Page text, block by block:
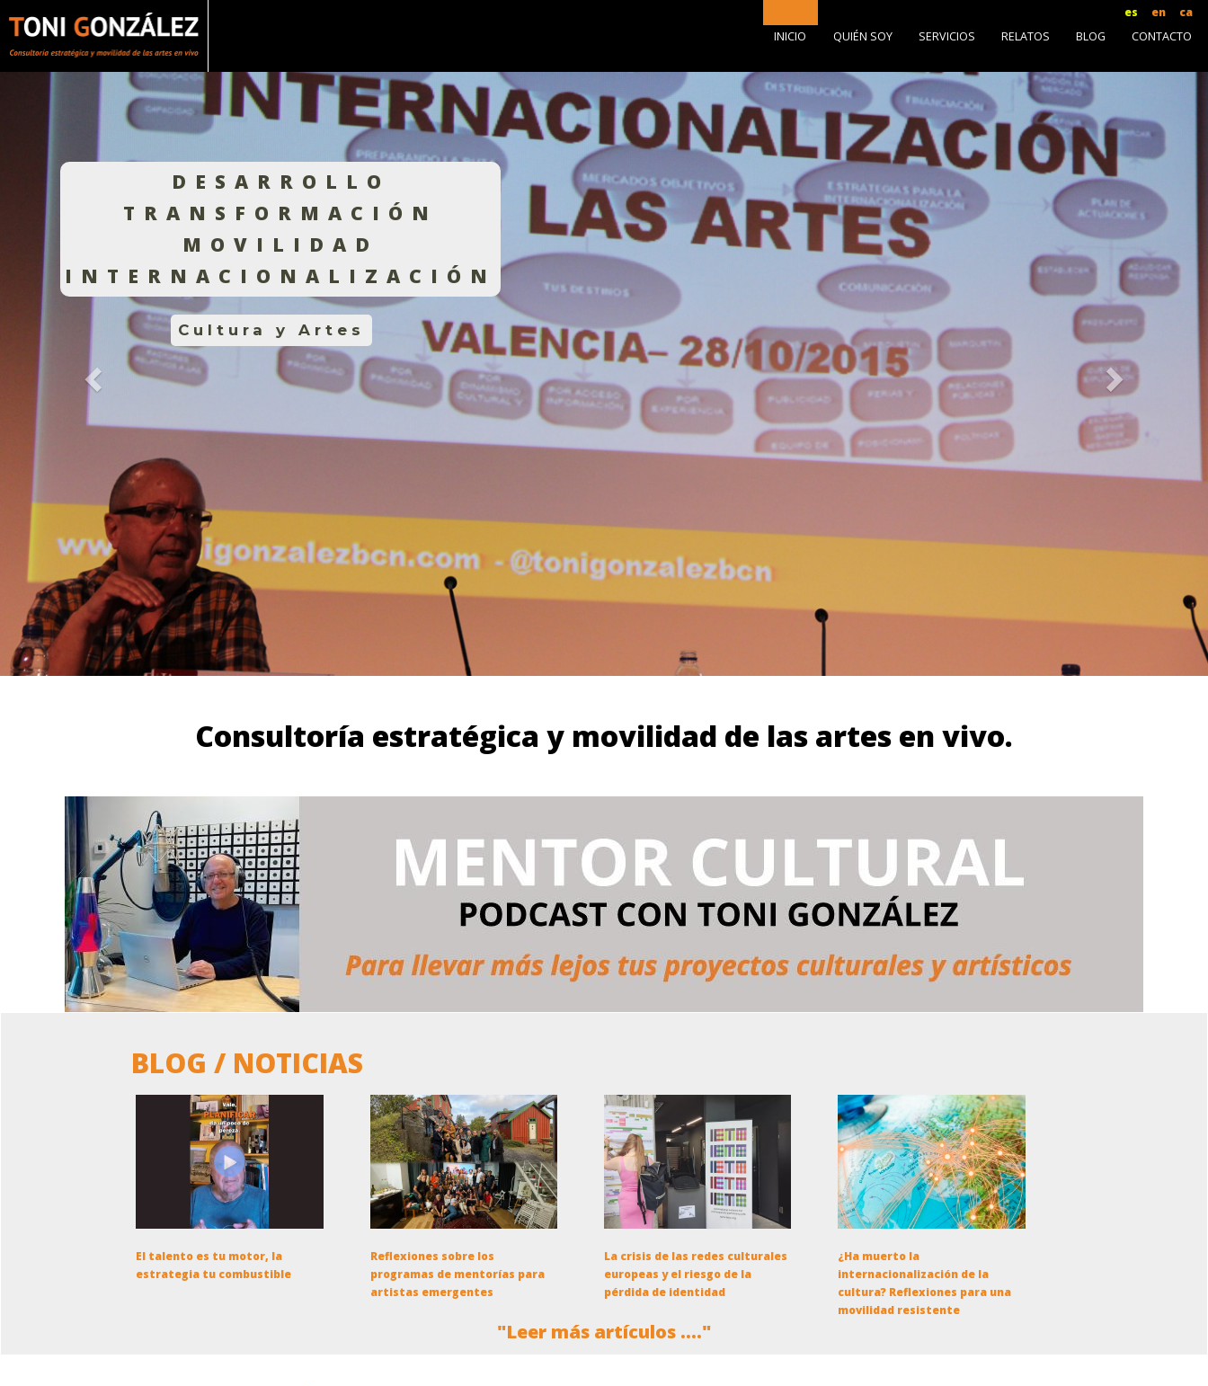
contenido
DESARROLLO
TRANSFORMACIÓN
MOVILIDAD
INTERNACIONALIZACIÓN
Cultura y Artes
INICIO QUIÉN SOY SERVICIOS RELATOS BLOG CONTACTO
Consultoría estratégica y movilidad de las artes en vivo.
es en ca
BLOG / NOTICIAS
El talento es tu motor, la
estrategia tu combustible
Reflexiones sobre los
programas de mentorías para
artistas emergentes
La crisis de las redes culturales
europeas y el riesgo de la
pérdida de identidad
¿Ha muerto la
internacionalización de la
cultura? Reflexiones para una
movilidad resistente
"Leer más artículos ...."